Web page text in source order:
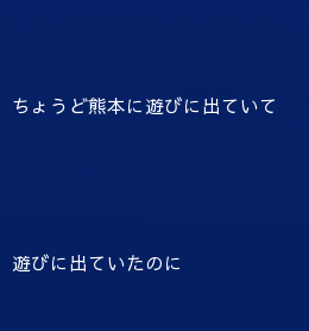
ちょうど熊本に遊びに出ていて
遊びに出ていたのに